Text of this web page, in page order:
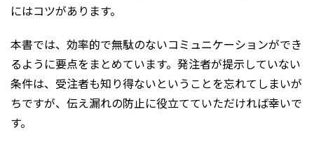
にはコツがあります。
本書では、効率的で無駄のないコミュニケーションができ
るように要点をまとめています。発注者が提示していない
条件は、受注者も知り得ないということを忘れてしまいが
ちですが、伝え漏れの防止に役立てていただければ幸いで
す。